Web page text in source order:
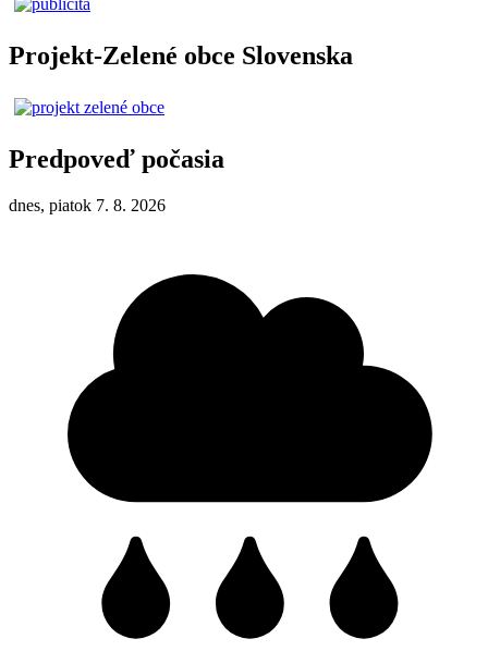
Projekt-Zelené obce Slovenska
Predpoveď počasia
dnes, piatok 7. 8. 2026